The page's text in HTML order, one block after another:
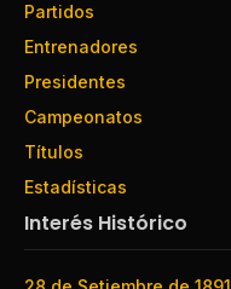
Partidos
Entrenadores
Presidentes
Campeonatos
Títulos
Estadísticas
Interés Histórico